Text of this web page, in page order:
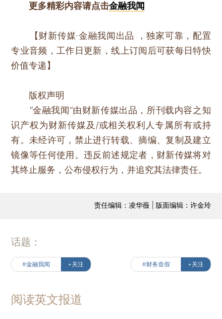
更多精彩内容请点击金融我闻
【财新传媒·金融我闻出品 ，独家可靠，配置
专业音频，工作日更新，线上订阅后可获每日特快
价值专递】
版权声明
“金融我闻”由财新传媒出品，所刊载内容之知
识产权为财新传媒及/或相关权利人专属所有或持
有。未经许可，禁止进行转载、摘编、复制及建立
镜像等任何使用。违反前述规定者，财新传媒将对
其终止服务，公布侵权行为，并追究其法律责任。
责任编辑：凌华薇 | 版面编辑：许金玲
话题：
#金融我闻 +关注 #财务造假 +关注
阅读英文报道